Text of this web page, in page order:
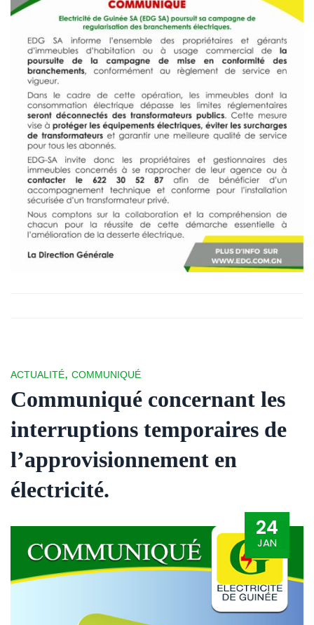
ACTUALITÉ, COMMUNIQUÉ
Communiqué concernant les
interruptions temporaires de
l’approvisionnement en
électricité.
24
JAN